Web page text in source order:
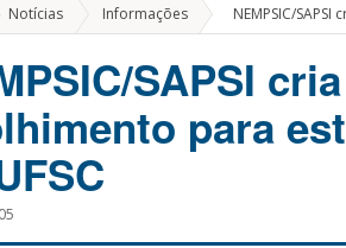
Notícias Informações » NEMPSIC/
SAPSI
para